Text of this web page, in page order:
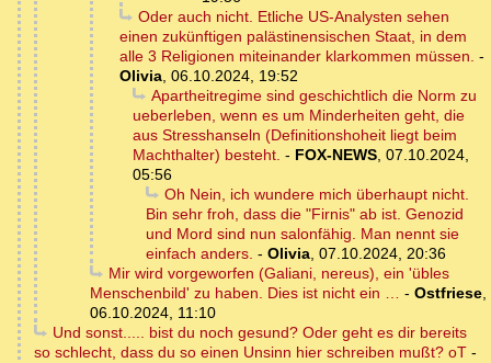
Oder auch nicht. Etliche US-Analysten sehen
einen zukünftigen palästinensischen Staat, in dem
alle 3 Religionen miteinander klarkommen müssen. -
Olivia, 06.10.2024, 19:52
Apartheitregime sind geschichtlich die Norm zu
ueberleben, wenn es um Minderheiten geht, die
aus Stresshanseln (Definitionshoheit liegt beim
Machthalter) besteht. - FOX-NEWS, 07.10.2024,
05:56
Oh Nein, ich wundere mich überhaupt nicht.
Bin sehr froh, dass die "Firnis" ab ist. Genozid
und Mord sind nun salonfähig. Man nennt sie
einfach anders. - Olivia, 07.10.2024, 20:36
Mir wird vorgeworfen (Galiani, nereus), ein 'übles
Menschenbild' zu haben. Dies ist nicht ein … - Ostfriese,
06.10.2024, 11:10
Und sonst..... bist du noch gesund? Oder geht es dir bereits
so schlecht, dass du so einen Unsinn hier schreiben mußt? oT -